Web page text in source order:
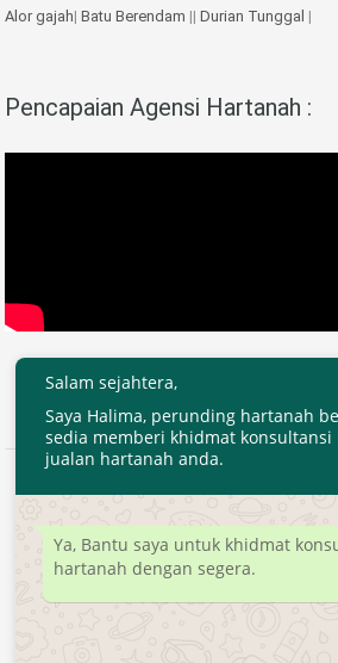
Alor gajah| Batu Berendam || Durian Tunggal |
Pencapaian Agensi Hartanah :
Developed by
Salam sejahtera,
Saya Halima, perunding hartanah
sedia memberi khidmat konsultansi
jualan hartanah anda.
Ya, Bantu saya untuk khidmat
hartanah dengan segera.